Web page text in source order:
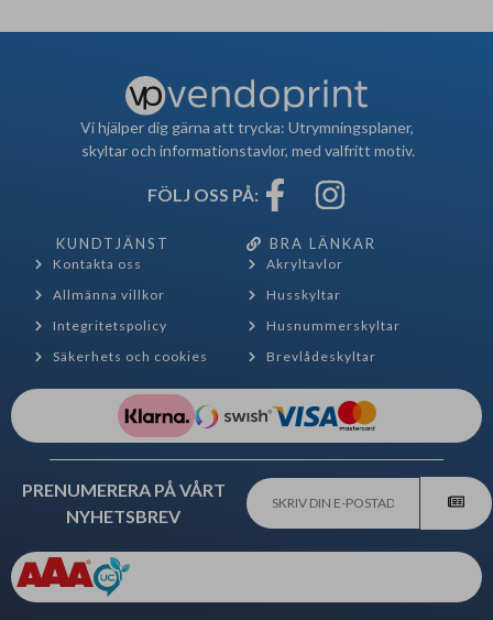
Vi hjälper dig gärna att trycka: Utrymningsplaner,
skyltar och informationstavlor, med valfritt motiv.
FÖLJ OSS PÅ:
KUNDTJÄNST
Kontakta oss
Allmänna villkor
Integritetspolicy
Säkerhets och cookies
BRA LÄNKAR
Akryltavlor
Husskyltar
Husnummerskyltar
Brevlådeskyltar
PRENUMERERA PÅ VÅRT
NYHETSBREV